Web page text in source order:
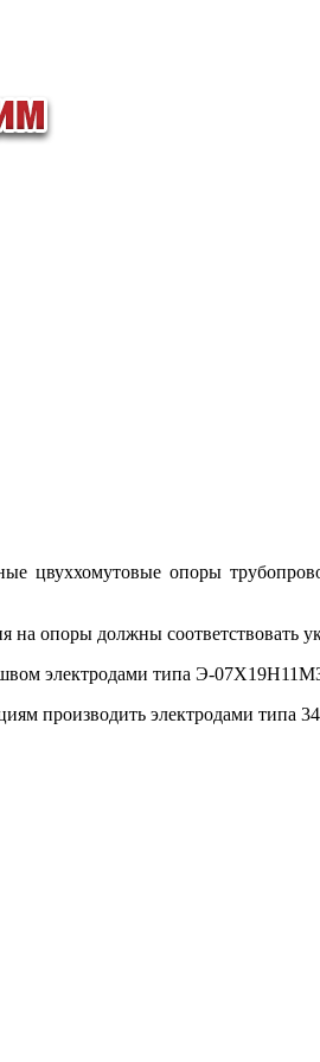
цвуххомутовые опоры
опоры должны соответствовать
швом электродами типа Э-
производить электродами